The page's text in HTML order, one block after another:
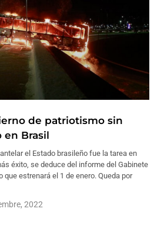
de patriotismo sin
en Brasil
el Estado brasileño fue la tarea en
éxito, se deduce del informe del Gabinete
que estrenará el 1 de enero. Queda por
2022